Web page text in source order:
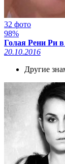
32 фото
98%
Голая Рени Ри
20.10.2016
Другие